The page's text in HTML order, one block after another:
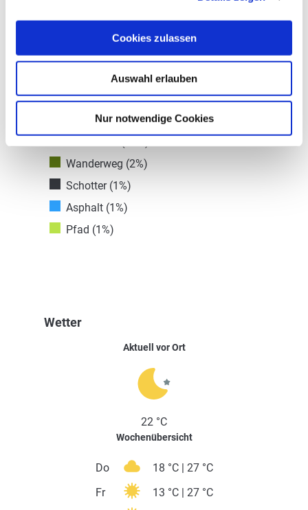
Cookies zulassen
Auswahl erlauben
Nur notwendige Cookies
Wanderweg (2%)
Schotter (1%)
Asphalt (1%)
Pfad (1%)
Wetter
Aktuell vor Ort
22 °C
Wochenübersicht
Do
18 °C | 27 °C
Fr
13 °C | 27 °C